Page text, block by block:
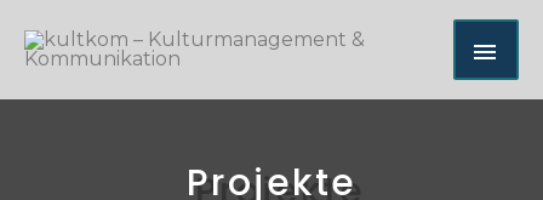
Inhalt
Projekte